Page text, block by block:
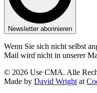
Newsletter abonnieren
Wenn Sie sich nicht selbst
Mail wird nicht in unserer
© 2026 Use CMA. Alle
Made by David Wright at